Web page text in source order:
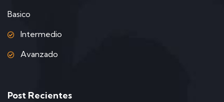
Basico
Intermedio
Avanzado
Post Recientes